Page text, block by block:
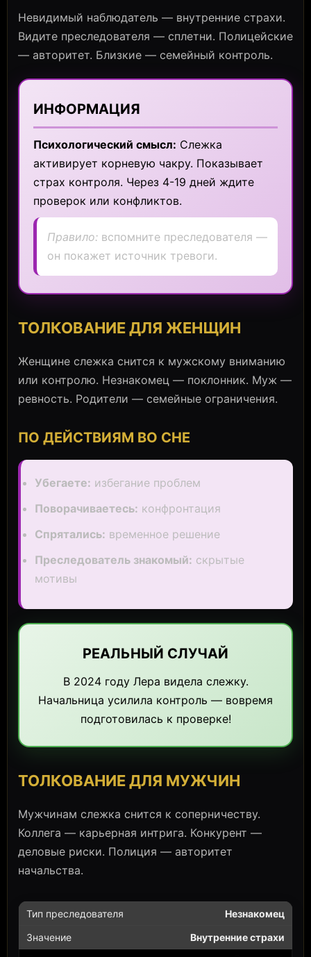
Невидимый наблюдатель — внутренние страхи.
Видите преследователя — сплетни. Полицейские
— авторитет. Близкие — семейный контроль.
ИНФОРМАЦИЯ
Психологический смысл: Слежка
активирует корневую чакру. Показывает
страх контроля. Через 4-19 дней ждите
проверок или конфликтов.
Правило: вспомните преследователя —
он покажет источник тревоги.
ТОЛКОВАНИЕ ДЛЯ ЖЕНЩИН
Женщине слежка снится к мужскому вниманию
или контролю. Незнакомец — поклонник. Муж —
ревность. Родители — семейные ограничения.
ПО ДЕЙСТВИЯМ ВО СНЕ
Убегаете: избегание проблем
Поворачиваетесь: конфронтация
Спрятались: временное решение
Преследователь знакомый: скрытые
мотивы
РЕАЛЬНЫЙ СЛУЧАЙ
В 2024 году Лера видела слежку.
Начальница усилила контроль — вовремя
подготовилась к проверке!
ТОЛКОВАНИЕ ДЛЯ МУЖЧИН
Мужчинам слежка снится к соперничеству.
Коллега — карьерная интрига. Конкурент —
деловые риски. Полиция — авторитет
начальства.
Незнакомец
Внутренние страхи